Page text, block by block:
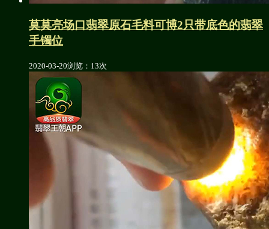
莫莫亮场口翡翠原石毛料可博2只带底色的翡翠
手镯位
2020-03-20浏览：13次